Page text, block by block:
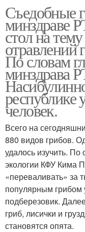
Съедобные
минздраве
стол на
отравлений
По словам
минздрава
республике
человек.
Всего на
880 видов грибов.
удалось изучить.
экологии КФУ Кима
«переваливать» за
популярным грибом
подберезовик.
гриб, лисички и
становятся опята.